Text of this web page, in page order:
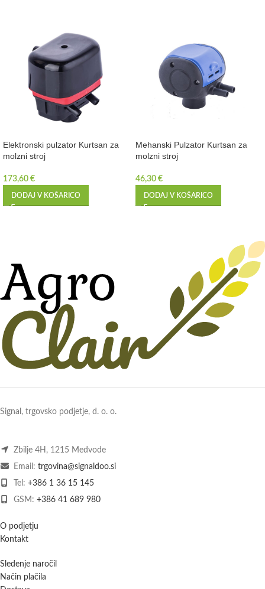
Elektronski pulzator Kurtsan za
molzni stroj
173,60 €
DODAJ V KOŠARICO
Mehanski Pulzator Kurtsan za
molzni stroj
46,30 €
DODAJ V KOŠARICO
Signal, trgovsko podjetje, d. o. o.
Zbilje 4H, 1215 Medvode
Email: trgovina@signaldoo.si
Tel: +386 1 36 15 145
GSM: +386 41 689 980
O podjetju
Kontakt
Sledenje naročil
Način plačila